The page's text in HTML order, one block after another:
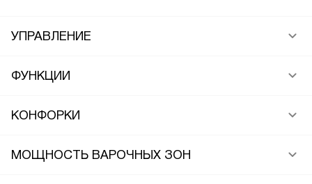
УПРАВЛЕНИЕ
ФУНКЦИИ
КОНФОРКИ
МОЩНОСТЬ ВАРОЧНЫХ ЗОН